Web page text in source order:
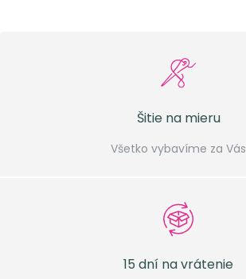
Šitie na mieru
Všetko vybavíme za Vás
15 dní na vrátenie